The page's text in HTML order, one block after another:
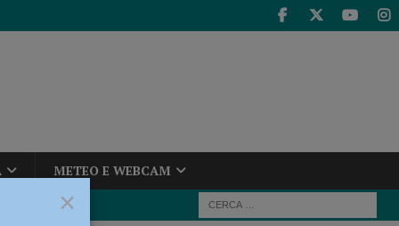
METEO E WEBCAM
×